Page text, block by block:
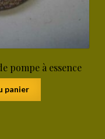
pompe à essence
panier